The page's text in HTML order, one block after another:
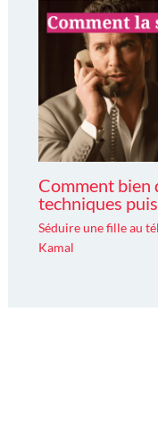
Comment bien
techniques
Séduire une fille au
Kamal